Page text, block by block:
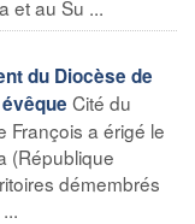
et au Su ...
du Diocèse de
Cité du
François a érigé le
(République
démembrés